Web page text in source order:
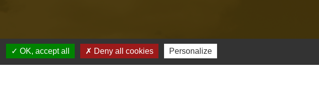
OK, accept all Deny all cookies Personalize